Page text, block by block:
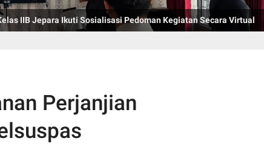
IIB Jepara Ikuti Sosialisasi Pedoman Kegiatan Secara Virtual
Perjanjian